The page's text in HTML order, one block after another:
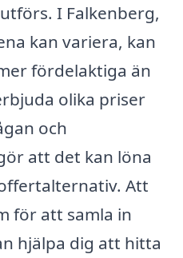
I Falkenberg,
kan variera, kan
fördelaktiga än
olika priser
och
att det kan löna
Att
för att samla in
hjälpa dig att hitta